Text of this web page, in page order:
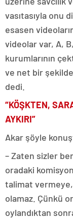
vasıtasıyla onu
esasen
videolar var, A,
kurumlarının
ve net bir
dedi.
“KÖŞKTEN,
AYKIRI”
Akar şöyle
– Zaten sizler
oradaki
talimat
olamaz. Çünkü
oylandıktan